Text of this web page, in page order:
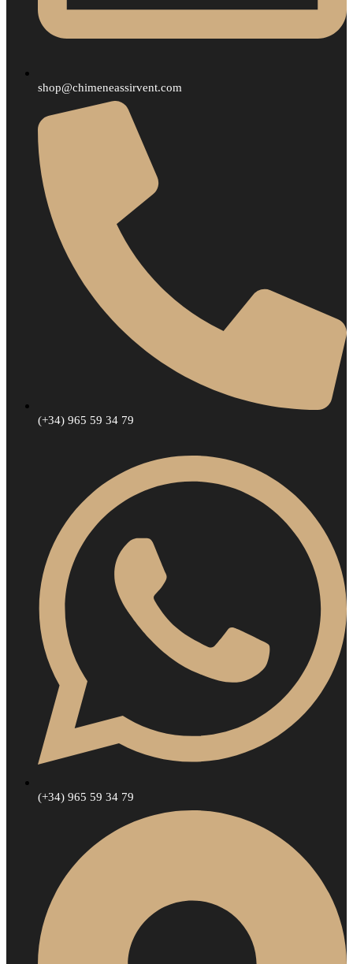
shop@chimeneassirvent.com
(+34) 965 59 34 79
(+34) 965 59 34 79